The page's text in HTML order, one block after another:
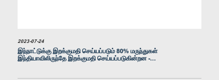
2023-07-24
இந்நாட்டுக்கு இறக்குமதி செய்யப்படும் 80% மருந்துகள்
இந்தியாவிலிருந்தே இறக்குமதி செய்யப்படுகின்றன -...